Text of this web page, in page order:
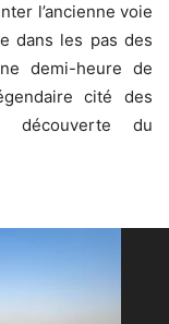
l’ancienne voie
dans les pas des
demi-heure de
cité des
découverte du